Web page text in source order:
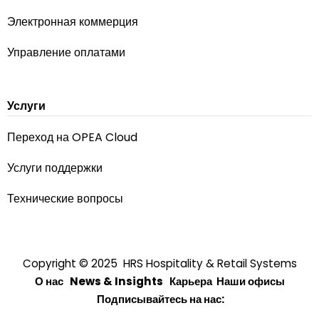
Электронная коммерция
Управление оплатами
Услуги
Переход на OPEA Cloud
Услуги поддержки
Технические вопросы
Copyright © 2025 HRS Hospitality & Retail Systems
О нас News & Insights Карьера Наши офисы
Подписывайтесь на нас: